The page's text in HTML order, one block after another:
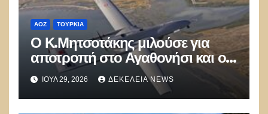
ΑΟΖ ΤΟΥΡΚΊΑ
Ο Κ.Μητσοτάκης μιλούσε για
αποτροπή στο Αγαθονήσι και οι
Τούρκοι παραβίαζαν με ΑΦΝΣ
και drone
ΙΟΎΛ 29, 2026 ΔΕΚΈΛΕΙΑ NEWS